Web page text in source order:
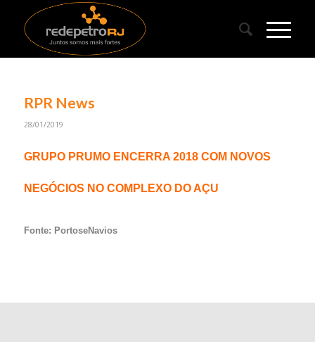
RPR News
28/01/2019
GRUPO PRUMO ENCERRA 2018 COM NOVOS
NEGÓCIOS NO COMPLEXO DO AÇU
Fonte: PortoseNavios